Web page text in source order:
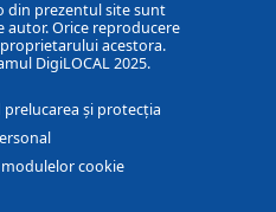
din prezentul site sunt
Orice reproducere
acestora.
DigiLOCAL 2025.
și protecția
cookie